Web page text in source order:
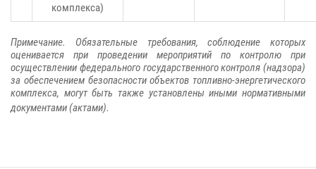
комплекса)
Примечание. Обязательные требования, соблюдение которых
оценивается при проведении мероприятий по контролю при
осуществлении федерального государственного контроля (надзора)
за обеспечением безопасности объектов топливно-энергетического
комплекса, могут быть также установлены иными нормативными
документами (актами).